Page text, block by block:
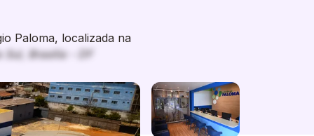
Paloma, localizada na
Brasília - DF